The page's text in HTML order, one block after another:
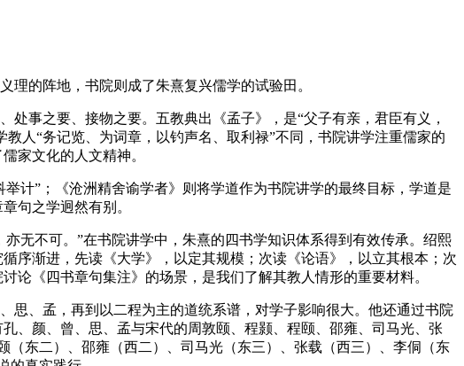
的阵地，书院则成了朱熹复兴儒学的试验田。
事之要、接物之要。五教典出《孟子》，是“父子有亲，君臣有义，
人“务记览、为词章，以钓声名、取利禄”不同，书院讲学注重儒家的
家文化的人文精神。
计”；《沧洲精舍谕学者》则将学道作为书院讲学的最终目标，学道是
句之学迥然有别。
无不可。”在书院讲学中，朱熹的四书学知识体系得到有效传承。绍熙
序渐进，先读《大学》，以定其规模；次读《论语》，以立其根本；次
论《四书章句集注》的场景，是我们了解其教人情形的重要材料。
思、孟，再到以二程为主的道统系谱，对学子影响很大。他还通过书院
、颜、曾、思、孟与宋代的周敦颐、程颢、程颐、邵雍、司马光、张
（东二）、邵雍（西二）、司马光（东三）、张载（西三）、李侗（东